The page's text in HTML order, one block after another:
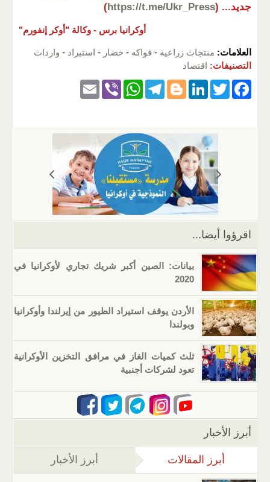
جديد... (
https://t.me/Ukr_Press
)
أوكرانيا برس - وكالة "أوكر إنفورم"
العلامات: منتجات زراعية - فواكه - خضار - استيراد - واردات
التصنيفات: اقتصاد
F
k
T
er
Li
e
dI
n
Bl
g
er
T
gr
a
m
W
s
A
p
p
Vi
اقرؤوا أيضا...
بيانات: الصين أكبر شريك تجاري لأوكرانيا في
2020
الأردن يوقف استيراد الطيور من إيرلندا وأوكرانيا
وبولندا
ثلث كميات الغاز في مرافق التخزين الأوكرانية
تعود لشركات أجنبية
أبرز الأخبار
أبرز المقالات (علامة التبويب النشطة)
أبرز الأخبار